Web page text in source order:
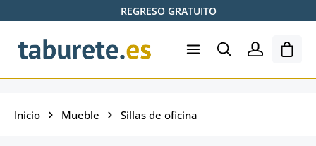
Saltar al contenido principalREGRESO GRATUITO
El
Inicio Mueble Sillas de oficina